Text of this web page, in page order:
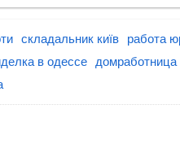
складальник київ работа
в одессе домработница